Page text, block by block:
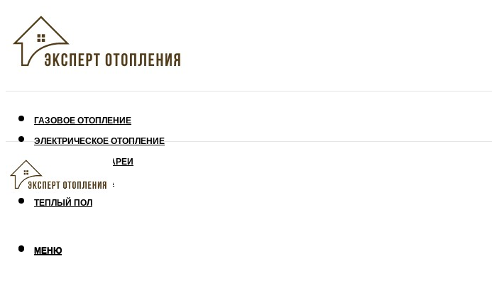
ГАЗОВОЕ ОТОПЛЕНИЕ
ЭЛЕКТРИЧЕСКОЕ ОТОПЛЕНИЕ
СОЛНЕЧНЫЕ БАТАРЕИ
УТЕПЛЕНИЕ ДОМА
ТЕПЛЫЙ ПОЛ
МЕНЮ
МЕНЮ